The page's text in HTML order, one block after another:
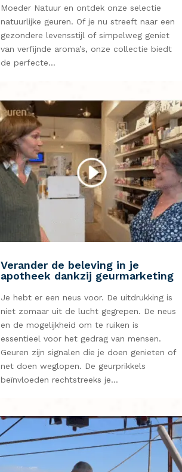
Moeder Natuur en ontdek onze selectie
natuurlijke geuren. Of je nu streeft naar een
gezondere levensstijl of simpelweg geniet
van verfijnde aroma’s, onze collectie biedt
de perfecte…
Verander de beleving in je
apotheek dankzij geurmarketing
Je hebt er een neus voor. De uitdrukking is
niet zomaar uit de lucht gegrepen. De neus
en de mogelijkheid om te ruiken is
essentieel voor het gedrag van mensen.
Geuren zijn signalen die je doen genieten of
net doen weglopen. De geurprikkels
beïnvloeden rechtstreeks je…